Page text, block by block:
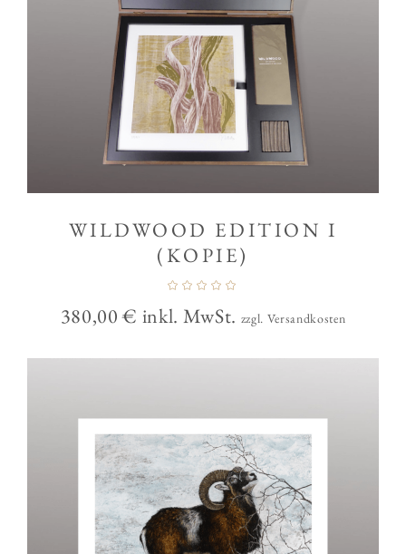
WILDWOOD EDITION I
(KOPIE)
380,00€ inkl. MwSt. zzgl. Versandkosten